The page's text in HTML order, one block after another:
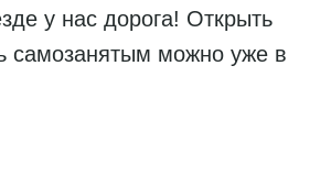
у нас дорога! Открыть
самозанятым можно уже в